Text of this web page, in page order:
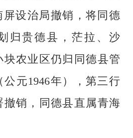
屏设治局撤销，将同德
归贵德县，茫拉、沙
农业区仍归同德县管
元1946年），第三行
销，同德县直属青海